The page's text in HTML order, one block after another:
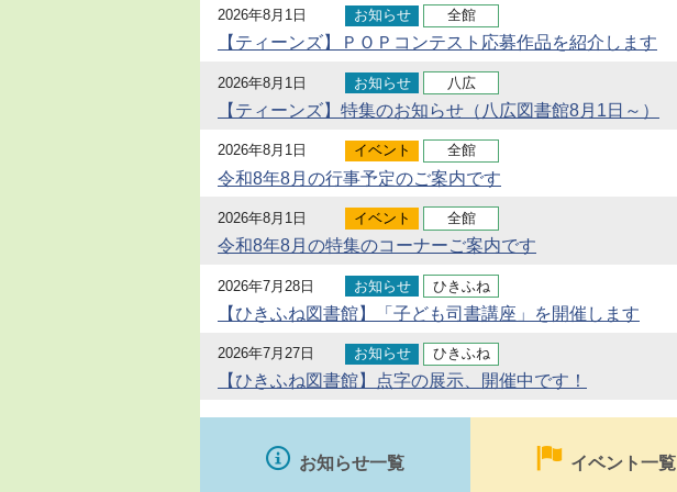
2026年8月1日 お知らせ 全館
【ティーンズ】ＰＯＰコンテスト応募作品を紹介します
2026年8月1日 お知らせ 八広
【ティーンズ】特集のお知らせ（八広図書館8月1日～）
2026年8月1日 イベント 全館
令和8年8月の行事予定のご案内です
2026年8月1日 イベント 全館
令和8年8月の特集のコーナーご案内です
2026年7月28日 お知らせ ひきふね
【ひきふね図書館】「子ども司書講座」を開催します
2026年7月27日 お知らせ ひきふね
【ひきふね図書館】点字の展示、開催中です！
お知らせ一覧 イベント一覧